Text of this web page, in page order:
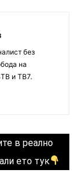
без
на
и ТВ7.
в реално
ето тук